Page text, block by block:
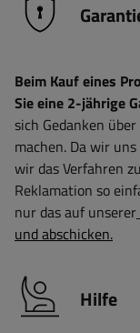
Beim Kauf eines
Sie eine 2-jährige
sich Gedanken
machen. Da wir
wir das Verfahren
Reklamation so
nur das auf unserer
und abschicken.
Hilfe